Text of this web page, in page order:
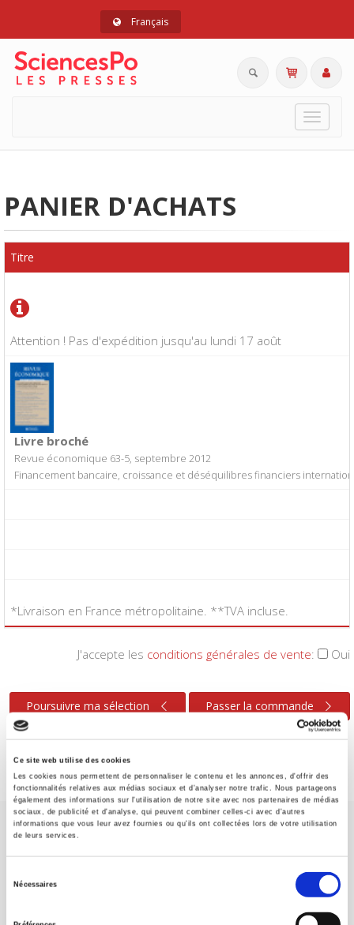
Ce site web utilise des cookies
Les cookies nous permettent de personnaliser le contenu et les annonces, d'offrir des
fonctionnalités relatives aux médias sociaux et d'analyser notre trafic. Nous partageons
également des informations sur l'utilisation de notre site avec nos partenaires de médias
sociaux, de publicité et d'analyse, qui peuvent combiner celles-ci avec d'autres
informations que vous leur avez fournies ou qu'ils ont collectées lors de votre utilisation
de leurs services.
Nécessaires
Français
Toggle
PANIER D'ACHATS
Attention ! Pas d'expédition jusqu'au lundi 17 août
Titre
Livre broché
Revue économique 63-5, septembre 2012
Financement bancaire, croissance et déséquilibres financiers
*Livraison en France métropolitaine. **TVA incluse.
J'accepte les conditions générales de vente: Oui
Poursuivre ma sélection Passer la commande
Maison d'édition dédiée aux sciences humaines et sociales, les
Presses de Sciences Po participent depuis leur création en 1976